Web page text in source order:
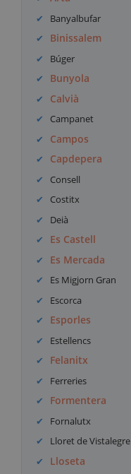
Banyalbufar
Binissalem
Búger
Bunyola
Calvià
Campanet
Campos
Capdepera
Consell
Costitx
Deià
Es Castell
Es Mercada
Es Migjorn Gran
Escorca
Esporles
Estellencs
Felanitx
Ferreries
Formentera
Fornalutx
Lloret de Vistalegre
Lloseta